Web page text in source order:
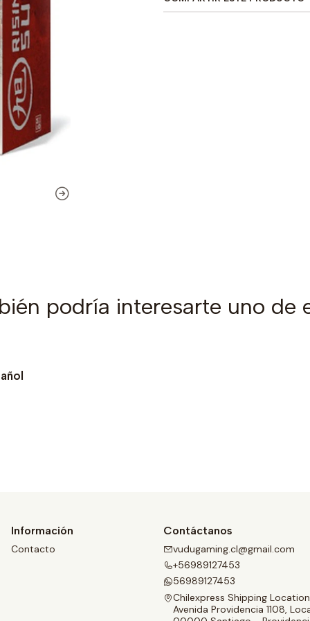
podría interesarte uno de
Información
Contacto
Contáctanos
vudugaming.cl@gmail.com
+56989127453
56989127453
Chilexpress Shipping Location
Avenida Providencia 1108,